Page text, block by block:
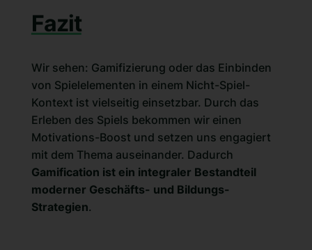
Fazit
Wir sehen: Gamifizierung oder das Einbinden
von Spielelementen in einem Nicht-Spiel-
Kontext ist vielseitig einsetzbar. Durch das
Erleben des Spiels bekommen wir einen
Motivations-Boost und setzen uns engagiert
mit dem Thema auseinander. Dadurch
Gamification ist ein integraler Bestandteil
moderner Geschäfts- und Bildungs-
Strategien.